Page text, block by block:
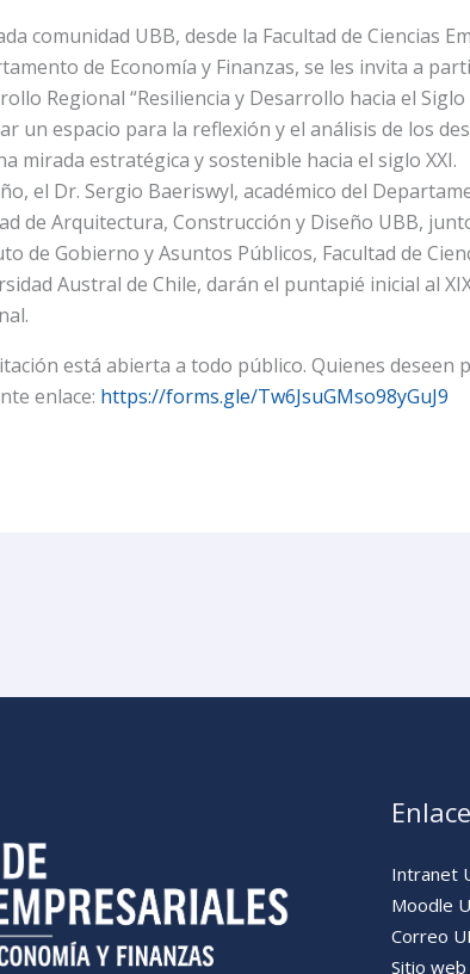
comunidad UBB, desde la Facultad de Ciencias
de Economía y Finanzas, se les invita a
Regional “Resiliencia y Desarrollo hacia el
un espacio para la reflexión y el análisis de los
mirada estratégica y sostenible hacia el siglo XXI.
el Dr. Sergio Baeriswyl, académico del
de Arquitectura, Construcción y Diseño UBB,
de Gobierno y Asuntos Públicos, Facultad de
Austral de Chile, darán el puntapié inicial al
está abierta a todo público. Quienes deseen
enlace: https://forms.gle/Tw6JsuGMso98yGuJ9
Intranet
Moodle
Correo
Sitio web